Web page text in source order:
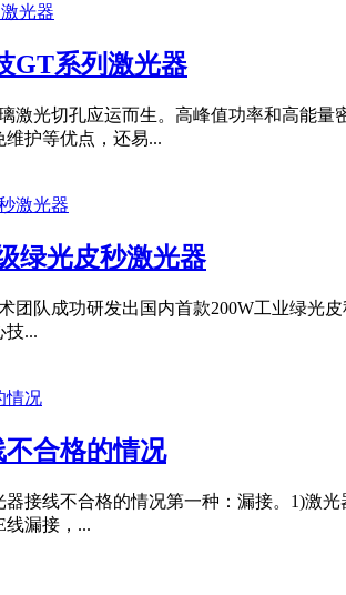
GT系列激光器
激光切孔应运而生。高峰值功率和高能
护等优点，还易...
绿光皮秒激光器
团队成功研发出国内首款200W工业绿光
技...
合格的情况
器接线不合格的情况第一种：漏接。1)激
线漏接，...